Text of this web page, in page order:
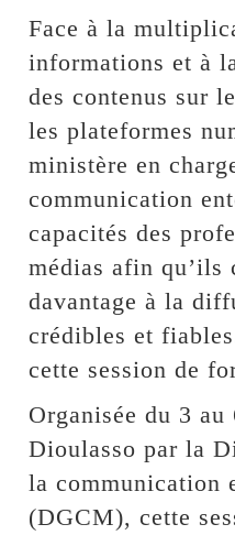
Face à la
informations et à
des contenus sur
les plateformes
ministère en
communication
capacités des
médias afin qu’ils
davantage à la
crédibles et
cette session de
Organisée du 3
Dioulasso par la
la communication
(DGCM), cette